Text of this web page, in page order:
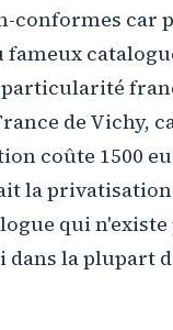
conformes car
fameux
de Vichy,
coûte 1500
la privatisation
qui n'existe
dans la plupart